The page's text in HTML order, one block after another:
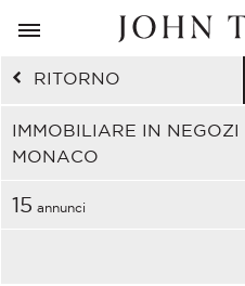
RITORNO
IMMOBILIARE IN NEGOZI
MONACO
15 annunci